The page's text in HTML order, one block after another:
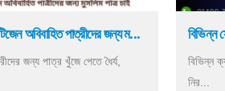
অবিবাহিত পাত্রীদের জন্য ম...
জন্য পাত্র খুঁজে পেতে ধৈর্য,
বিভিন্ন
বিভিন্ন
নির...